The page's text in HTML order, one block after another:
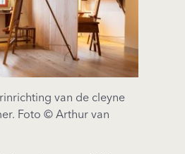
van de cleyne
Foto © Arthur van